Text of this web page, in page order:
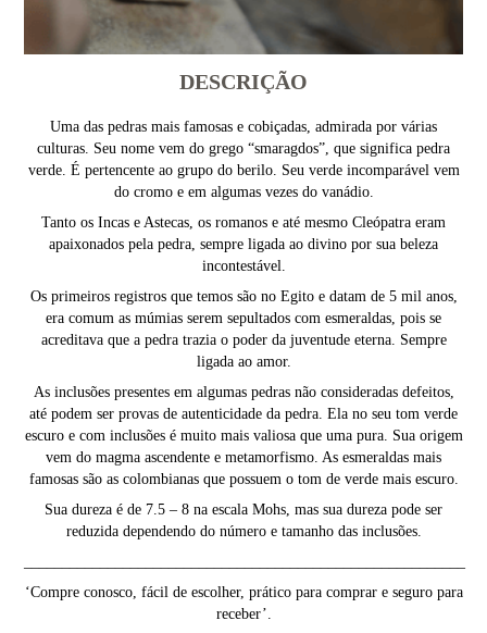
DESCRIÇÃO
Uma das pedras mais famosas e cobiçadas, admirada por várias
culturas. Seu nome vem do grego “smaragdos”, que significa pedra
verde. É pertencente ao grupo do berilo. Seu verde incomparável vem
do cromo e em algumas vezes do vanádio.
Tanto os Incas e Astecas, os romanos e até mesmo Cleópatra eram
apaixonados pela pedra, sempre ligada ao divino por sua beleza
incontestável.
Os primeiros registros que temos são no Egito e datam de 5 mil anos,
era comum as múmias serem sepultados com esmeraldas, pois se
acreditava que a pedra trazia o poder da juventude eterna. Sempre
ligada ao amor.
As inclusões presentes em algumas pedras não consideradas defeitos,
até podem ser provas de autenticidade da pedra. Ela no seu tom verde
escuro e com inclusões é muito mais valiosa que uma pura. Sua origem
vem do magma ascendente e metamorfismo. As esmeraldas mais
famosas são as colombianas que possuem o tom de verde mais escuro.
Sua dureza é de 7.5 – 8 na escala Mohs, mas sua dureza pode ser
reduzida dependendo do número e tamanho das inclusões.
‘Compre conosco, fácil de escolher, prático para comprar e seguro para
receber’.